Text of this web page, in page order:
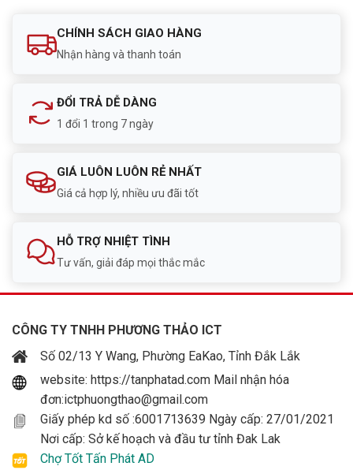
CHÍNH SÁCH GIAO HÀNG
Nhận hàng và thanh toán
ĐỔI TRẢ DỄ DÀNG
1 đổi 1 trong 7 ngày
GIÁ LUÔN LUÔN RẺ NHẤT
Giá cả hợp lý, nhiều ưu đãi tốt
HỖ TRỢ NHIỆT TÌNH
Tư vấn, giải đáp mọi thắc mắc
CÔNG TY TNHH PHƯƠNG THẢO ICT
Số 02/13 Y Wang, Phường EaKao, Tỉnh Đắk Lắk
website: https://tanphatad.com Mail nhận hóa
đơn:ictphuongthao@gmail.com
Giấy phép kd số :6001713639 Ngày cấp: 27/01/2021
Nơi cấp: Sở kế hoạch và đầu tư tỉnh Đak Lak
Chợ Tốt Tấn Phát AD